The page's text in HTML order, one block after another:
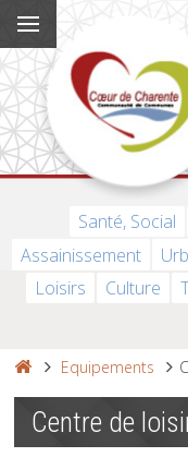
Santé, Social
Assainissement
Loisirs
Culture
Equipements
Centre de